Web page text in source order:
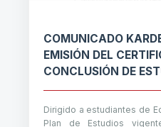
COMUNICADO
EMISIÓN DEL
CONCLUSIÓN DE
Dirigido a estudiantes de
Plan de Estudios